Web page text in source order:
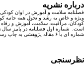
نشریه
سلامت و آموزش در اوان کودکی
و خاص به رشد و تحول همه جانبه
مراقبت، سلامت، آموزش و رفاه
۶ مقاله پژوهشی به چاپ رسیده است.